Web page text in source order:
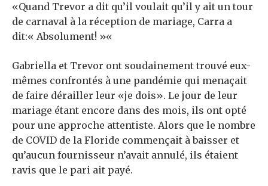
«Quand Trevor a dit qu’il voulait qu’il y ait un tour
de carnaval à la réception de mariage, Carra a
dit:« Absolument! »«
Gabriella et Trevor ont soudainement trouvé eux-
mêmes confrontés à une pandémie qui menaçait
de faire dérailler leur «je dois». Le jour de leur
mariage étant encore dans des mois, ils ont opté
pour une approche attentiste. Alors que le nombre
de COVID de la Floride commençait à baisser et
qu’aucun fournisseur n’avait annulé, ils étaient
ravis que le pari ait payé.